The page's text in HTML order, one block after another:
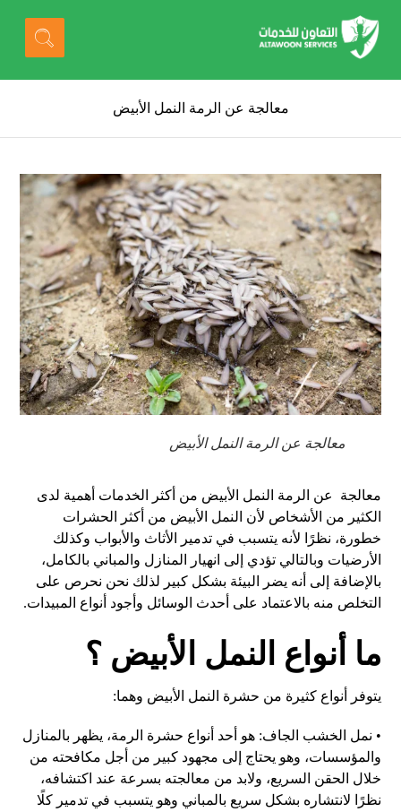
معالجة عن الرمة النمل الأبيض
معالجة عن الرمة النمل الأبيض
معالجة
عن الرمة النمل الأبيض من أكثر الخدمات أهمية لدى
الكثير من الأشخاص لأن النمل الأبيض من أكثر الحشرات
خطورة، نظرًا لأنه يتسبب في تدمير الأثاث والأبواب وكذلك
الأرضيات وبالتالي تؤدي إلى انهيار المنازل والمباني بالكامل،
بالإضافة إلى أنه يضر البيئة بشكل كبير لذلك نحن نحرص على
التخلص منه بالاعتماد على أحدث الوسائل وأجود أنواع المبيدات.
ما أنواع النمل الأبيض ؟
يتوفر أنواع كثيرة من حشرة النمل الأبيض وهما:
• نمل الخشب الجاف:هو أحد أنواع حشرة الرمة، يظهر بالمنازل
والمؤسسات، وهو يحتاج إلى مجهود كبير من أجل مكافحته من
خلال الحقن السريع، ولابد من معالجته بسرعة عند اكتشافه،
نظرًا لانتشاره بشكل سريع بالمباني وهو يتسبب في تدمير كلًا